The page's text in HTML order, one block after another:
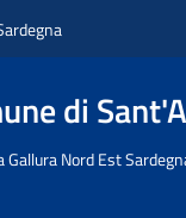
di
Gallura Nord Est